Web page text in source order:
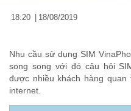
18:20 18/08/2019
Nhu cầu sử dụng SIM
song song với đó câu hỏi
được nhiều khách hàng
internet.